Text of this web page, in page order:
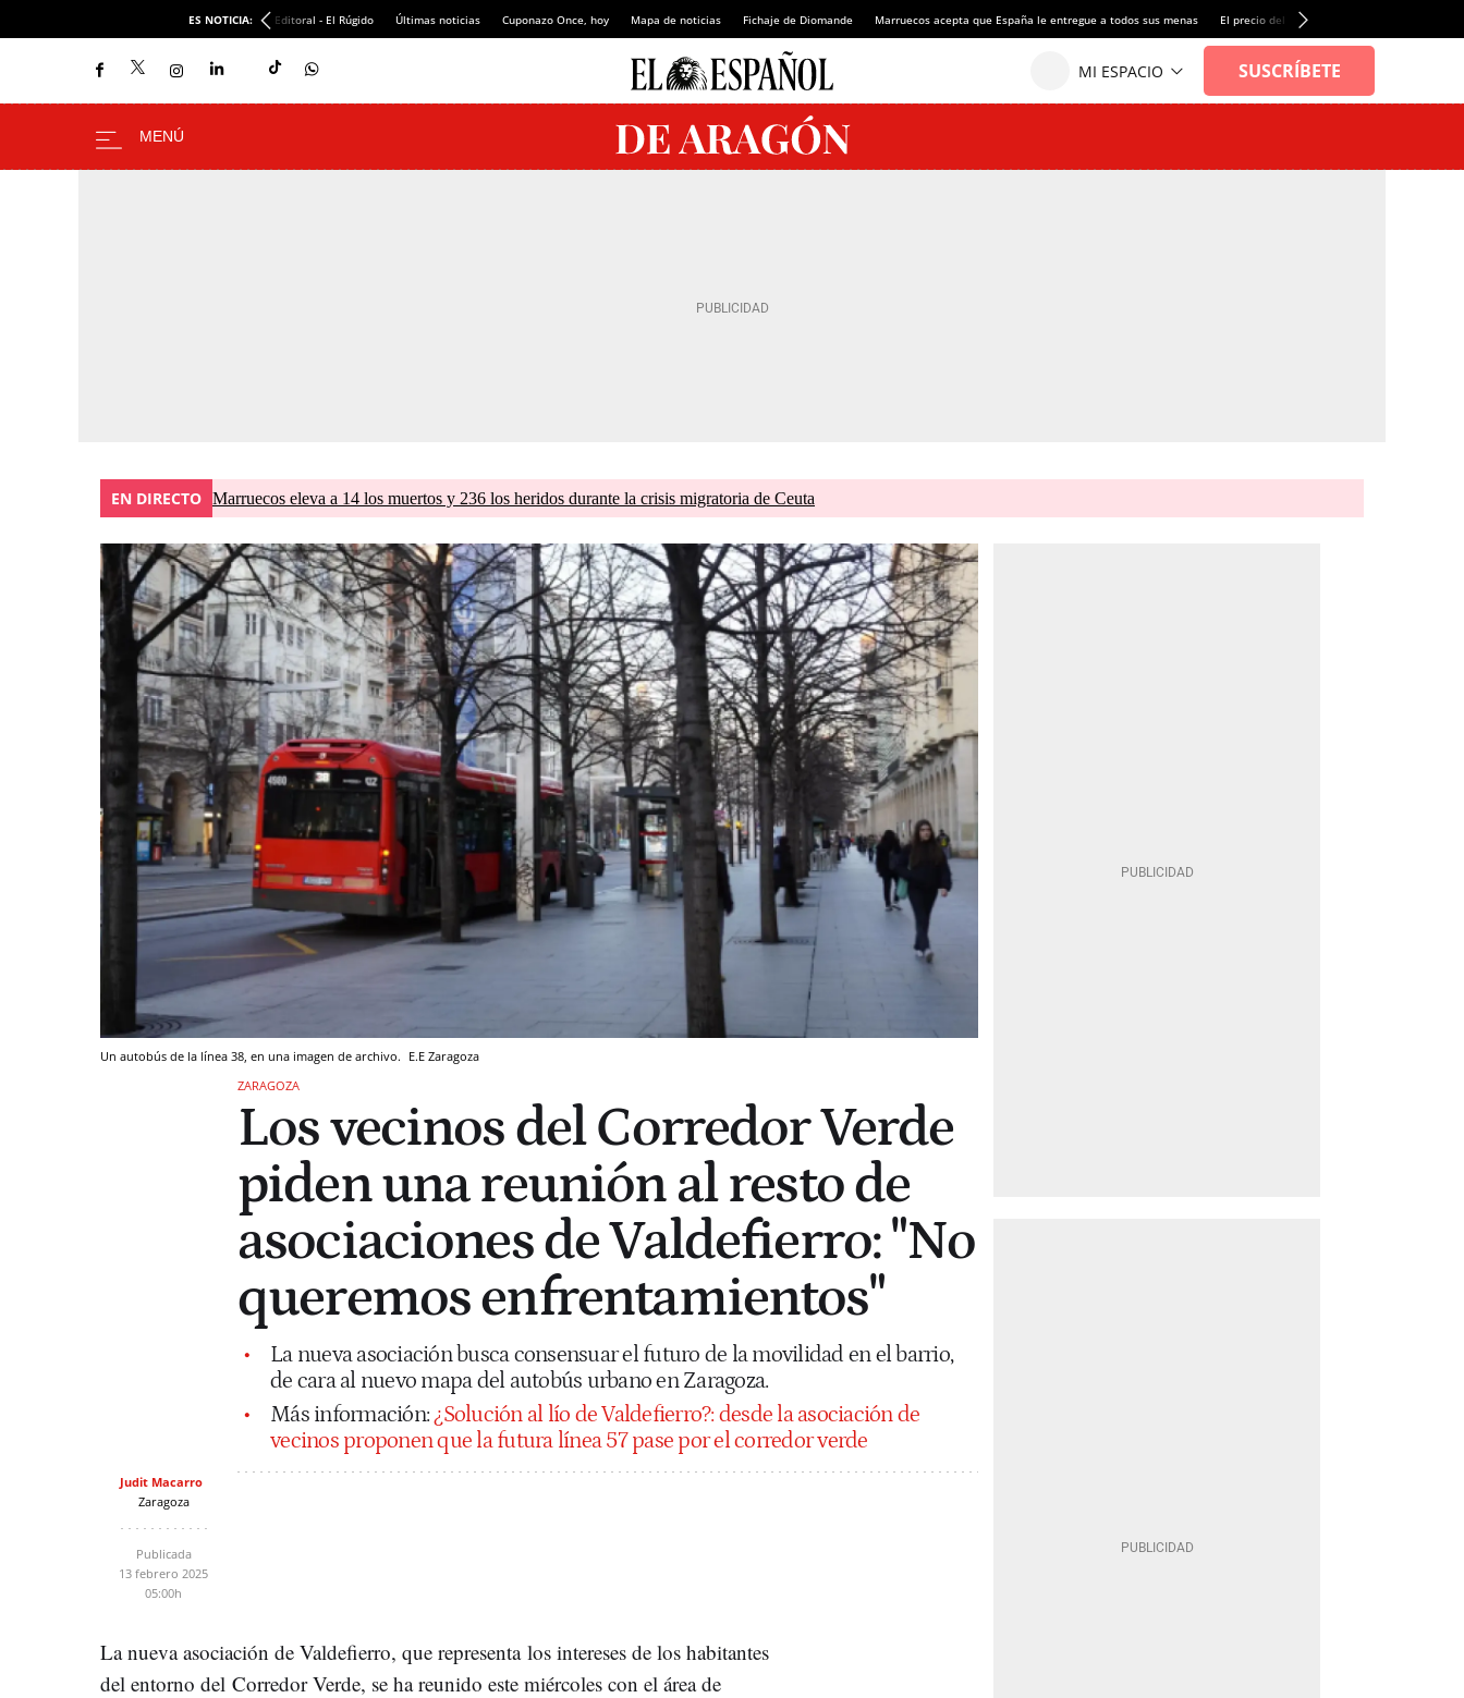
ES NOTICIA: Editoral - El Rúgido Últimas noticias Cuponazo Once, hoy Mapa de noticias Fichaje de Diomande Marruecos acepta que España le entregue a todos sus menas El precio del alquiler de vivienda baja por
EN DIRECTO Marruecos eleva a 14 los muertos y 236 los heridos durante la crisis migratoria de Ceuta
Un autobús de la línea 38, en una imagen de archivo. E.E Zaragoza
ZARAGOZA
Los vecinos del Corredor Verde
piden una reunión al resto de
asociaciones de Valdefierro: "No
queremos enfrentamientos"
La nueva asociación busca consensuar el futuro de la movilidad en el barrio,
de cara al nuevo mapa del autobús urbano en Zaragoza.
Más información:¿Solución al lío de Valdefierro?: desde la asociación de
vecinos proponen que la futura línea 57 pase por el corredor verde
Judit Macarro
Zaragoza
Publicada
13 febrero 2025
05:00h
La nueva asociación de Valdefierro, que representalos intereses de los habitantes
del entorno del Corredor Verde, se ha reunido este miércoles con el área de